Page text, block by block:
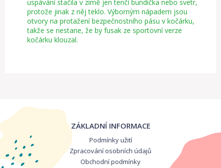
uspávání stačila v zimě jen tenčí bundička nebo svetr,
protože jinak z něj teklo. Výborným nápadem jsou
otvory na protažení bezpečnostního pásu v kočárku,
takže se nestane, že by fusak ze sportovní verze
kočárku klouzal.
ZÁKLADNÍ INFORMACE
Podmínky užití
Zpracování osobních údajů
Obchodní podmínky